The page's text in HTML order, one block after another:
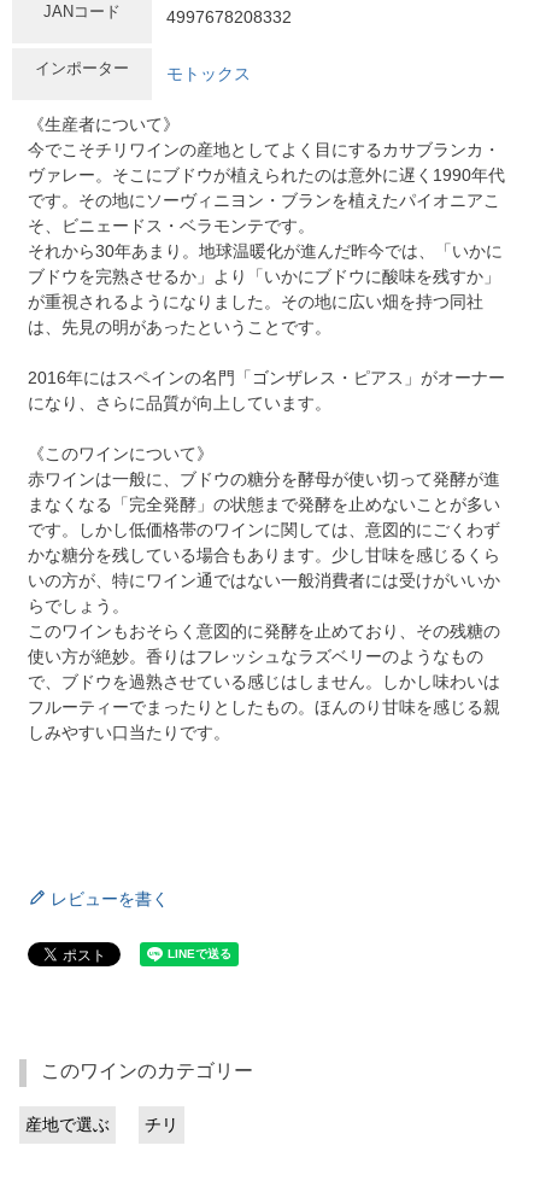
JANコード 4997678208332
インポーター モトックス
《生産者について》
今でこそチリワインの産地としてよく目にするカサブランカ・
ヴァレー。そこにブドウが植えられたのは意外に遅く1990年代
です。その地にソーヴィニヨン・ブランを植えたパイオニアこ
そ、ビニェードス・ベラモンテです。
それから30年あまり。地球温暖化が進んだ昨今では、「いかに
ブドウを完熟させるか」より「いかにブドウに酸味を残すか」
が重視されるようになりました。その地に広い畑を持つ同社
は、先見の明があったということです。
2016年にはスペインの名門「ゴンザレス・ピアス」がオーナー
になり、さらに品質が向上しています。
《このワインについて》
赤ワインは一般に、ブドウの糖分を酵母が使い切って発酵が進
まなくなる「完全発酵」の状態まで発酵を止めないことが多い
です。しかし低価格帯のワインに関しては、意図的にごくわず
かな糖分を残している場合もあります。少し甘味を感じるくら
いの方が、特にワイン通ではない一般消費者には受けがいいか
らでしょう。
このワインもおそらく意図的に発酵を止めており、その残糖の
使い方が絶妙。香りはフレッシュなラズベリーのようなもの
で、ブドウを過熟させている感じはしません。しかし味わいは
フルーティーでまったりとしたもの。ほんのり甘味を感じる親
しみやすい口当たりです。
レビューを書く
このワインのカテゴリー
産地で選ぶ チリ